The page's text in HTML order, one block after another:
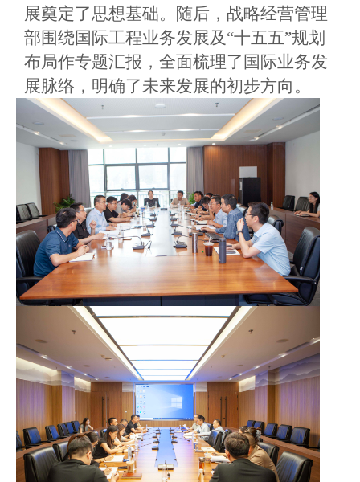
展奠定了思想基础。随后，战略经营管理
部围绕国际工程业务发展及 “十五五”规划
布局作专题汇报，全面梳理了国际业务发
展脉络，明确了未来发展的初步方向。